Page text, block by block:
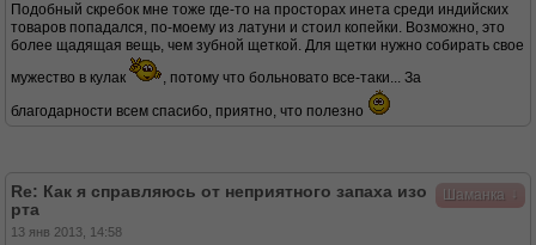
Подобный скребок мне тоже где-то на просторах инета среди индийских
товаров попадался, по-моему из латуни и стоил копейки. Возможно, это
более щадящая вещь, чем зубной щеткой. Для щетки нужно собирать свое
мужество в кулак
, потому что больновато все-таки... За
благодарности всем спасибо, приятно, что полезно
Шаманка
Re: Как я справляюсь от неприятного запаха изо
рта
13 янв 2013, 14:58